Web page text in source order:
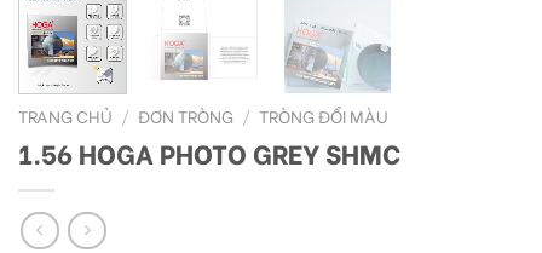
TRANG CHỦ / ĐƠN TRÒNG / TRÒNG ĐỔI MÀU
1.56 HOGA PHOTO GREY SHMC